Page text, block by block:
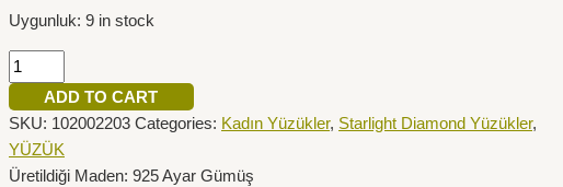
Uygunluk: 9 in stock
ADD TO CART
SKU: 102002203 Categories: Kadın Yüzükler, Starlight Diamond Yüzükler,
YÜZÜK
Üretildiği Maden: 925 Ayar Gümüş